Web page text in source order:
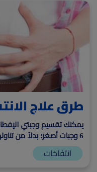
طرق علاج
يمكنك تقسيم وجبتي
6 وجبات أصغر؛ بدلاً من
عمل الجهاز الهضمي.
انتفاخات